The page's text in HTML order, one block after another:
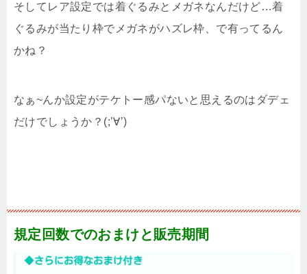
そしてレア設定では着ぐるみとメガネなんだけど…着
ぐるみが当たり枠でメガネがハズレ枠、で有ってるん
かね？
なぁ~んか設定がテケトー感パないと思えるのはダデェ
だけでしょうか？(;’∀’)
規定回数でのおまけと販売期間